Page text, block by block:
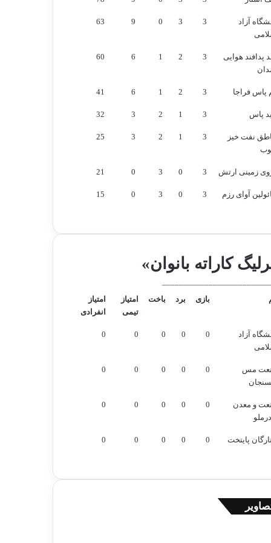
آزاد
3
3
0
9
63
پدافند هوایی
3
2
1
6
60
پاس فراجا 3
2
1
6
41
پاس 3
1
2
3
32
نفت خیز
3
1
2
3
25
زمینی ارتش 3
0
3
0
21
آوای رزم 3
0
3
0
15
کاراته بانوان»
بازی برد باخت
امتیاز
تیمی
امتیاز
انفرادی
آزاد
0
0
0
0
0
مس
0
0
0
0
0
و معدن
0
0
0
0
0
پایتخت 0
0
0
0
0